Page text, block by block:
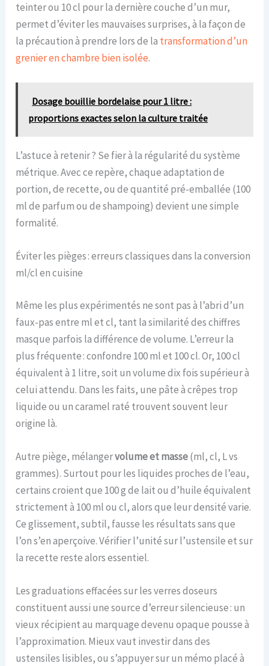
teinter ou 10 cl pour la dernière couche d’un mur,
permet d’éviter les mauvaises surprises, à la façon de
la précaution à prendre lors de la transformation d’un
grenier en chambre bien isolée.
Dosage bouillie bordelaise pour 1 litre :
proportions exactes selon la culture traitée
L’astuce à retenir ? Se fier à la régularité du système
métrique. Avec ce repère, chaque adaptation de
portion, de recette, ou de quantité pré-emballée (100
ml de parfum ou de shampoing) devient une simple
formalité.
Éviter les pièges : erreurs classiques dans la conversion
ml/cl en cuisine
Même les plus expérimentés ne sont pas à l’abri d’un
faux-pas entre ml et cl, tant la similarité des chiffres
masque parfois la différence de volume. L’erreur la
plus fréquente : confondre 100 ml et 100 cl. Or, 100 cl
équivalent à 1 litre, soit un volume dix fois supérieur à
celui attendu. Dans les faits, une pâte à crêpes trop
liquide ou un caramel raté trouvent souvent leur
origine là.
Autre piège, mélangervolume et masse(ml, cl, L vs
grammes). Surtout pour les liquides proches de l’eau,
certains croient que 100 g de lait ou d’huile équivalent
strictement à 100 ml ou cl, alors que leur densité varie.
Ce glissement, subtil, fausse les résultats sans que
l’on s’en aperçoive. Vérifier l’unité sur l’ustensile et sur
la recette reste alors essentiel.
Les graduations effacées sur les verres doseurs
constituent aussi une source d’erreur silencieuse : un
vieux récipient au marquage devenu opaque pousse à
l’approximation. Mieux vaut investir dans des
ustensiles lisibles, ou s’appuyer sur un mémo placé à